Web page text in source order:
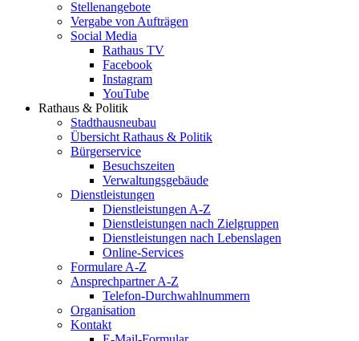
Stellenangebote
Vergabe von Aufträgen
Social Media
Rathaus TV
Facebook
Instagram
YouTube
Rathaus & Politik
Stadthausneubau
Übersicht Rathaus & Politik
Bürgerservice
Besuchszeiten
Verwaltungsgebäude
Dienstleistungen
Dienstleistungen A-Z
Dienstleistungen nach Zielgruppen
Dienstleistungen nach Lebenslagen
Online-Services
Formulare A-Z
Ansprechpartner A-Z
Telefon-Durchwahlnummern
Organisation
Kontakt